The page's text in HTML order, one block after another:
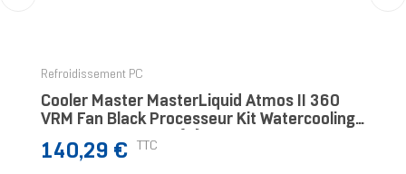
Refroidissement PC
Cooler Master MasterLiquid Atmos II 360
VRM Fan Black Processeur Kit Watercooling
12 Cm Noir 1 Pièce(s)
Prix
140,29 € TTC